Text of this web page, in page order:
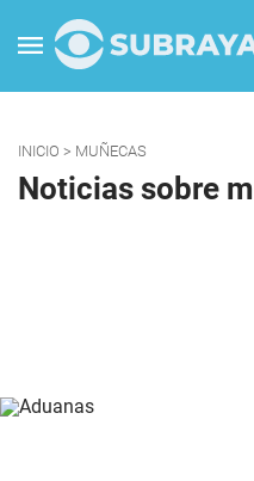
INICIO > MUÑECAS
Noticias sobre